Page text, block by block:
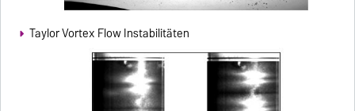
Taylor Vortex Flow Instabilitäten